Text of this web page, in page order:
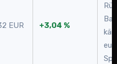
EUR +3,04 %